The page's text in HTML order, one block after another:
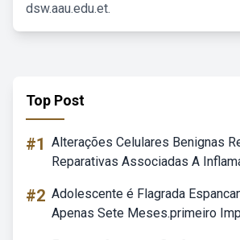
dsw.aau.edu.et.
Top Post
#1 Alterações Celulares Benignas
Reparativas Associadas A
#2 Adolescente é Flagrada
Apenas Sete Meses.primeiro